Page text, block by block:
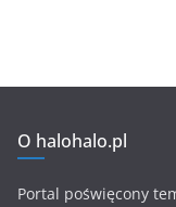
O halohalo.pl
Portal poświęcony